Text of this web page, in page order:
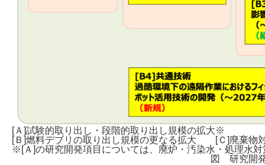
[Ａ]試験的取り出し・段階的取り出し規模の拡大※
[Ｂ]燃料デブリの取り出し規模の更なる拡大 [Ｃ]廃棄物
※[Ａ]の研究開発項目については、廃炉・汚染水・処理水
図 研究開